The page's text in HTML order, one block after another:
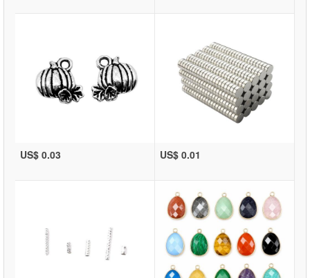
US$ 0.03 US$ 0.01